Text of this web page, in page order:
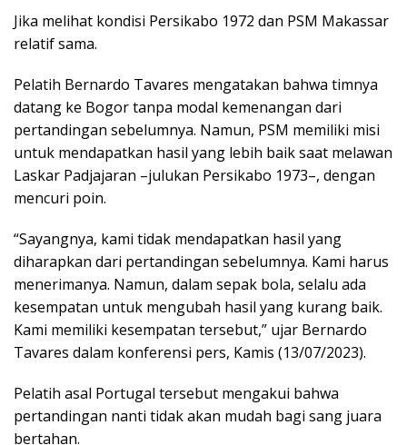
Jika melihat kondisi Persikabo 1972 dan PSM Makassar
relatif sama.
Pelatih Bernardo Tavares mengatakan bahwa timnya
datang ke Bogor tanpa modal kemenangan dari
pertandingan sebelumnya. Namun, PSM memiliki misi
untuk mendapatkan hasil yang lebih baik saat melawan
Laskar Padjajaran –julukan Persikabo 1973–, dengan
mencuri poin.
“Sayangnya, kami tidak mendapatkan hasil yang
diharapkan dari pertandingan sebelumnya. Kami harus
menerimanya. Namun, dalam sepak bola, selalu ada
kesempatan untuk mengubah hasil yang kurang baik.
Kami memiliki kesempatan tersebut,” ujar Bernardo
Tavares dalam konferensi pers, Kamis (13/07/2023).
Pelatih asal Portugal tersebut mengakui bahwa
pertandingan nanti tidak akan mudah bagi sang juara
bertahan.